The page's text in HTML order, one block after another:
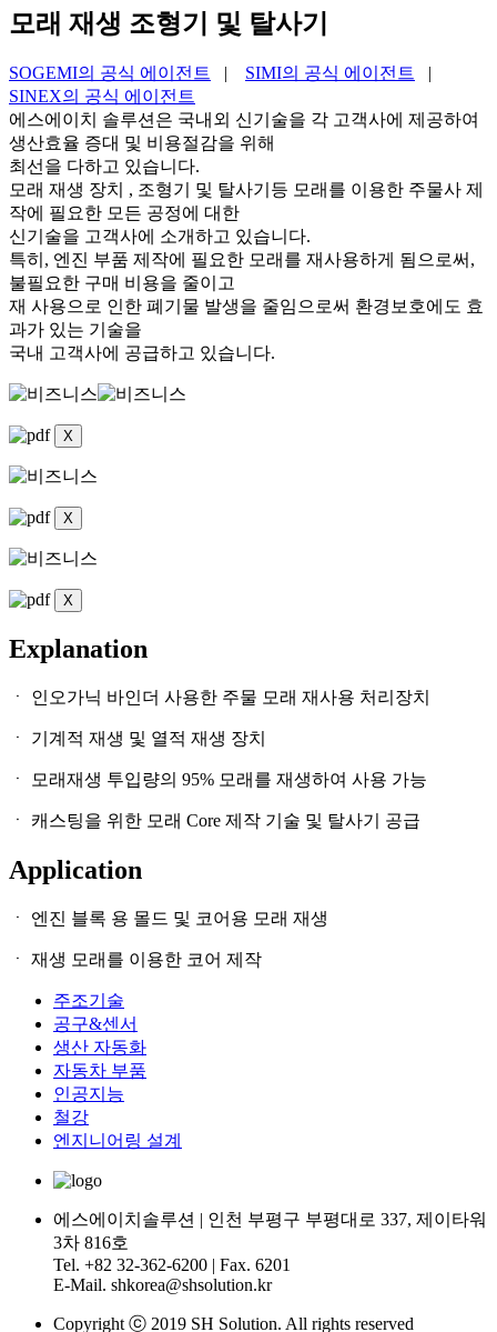
모래 재생 조형기 및 탈사기
SOGEMI의 공식 에이전트 | SIMI의 공식 에이전트 |
SINEX의 공식 에이전트
에스에이치 솔루션은 국내외 신기술을 각 고객사에 제공하여
생산효율 증대 및 비용절감을 위해
최선을 다하고 있습니다.
모래 재생 장치 , 조형기 및 탈사기등 모래를 이용한 주물사 제
작에 필요한 모든 공정에 대한
신기술을 고객사에 소개하고 있습니다.
특히, 엔진 부품 제작에 필요한 모래를 재사용하게 됨으로써,
불필요한 구매 비용을 줄이고
재 사용으로 인한 폐기물 발생을 줄임으로써 환경보호에도 효
과가 있는 기술을
국내 고객사에 공급하고 있습니다.
X
X
X
Explanation
ㆍ 인오가닉 바인더 사용한 주물 모래 재사용 처리장치
ㆍ 기계적 재생 및 열적 재생 장치
ㆍ 모래재생 투입량의 95% 모래를 재생하여 사용 가능
ㆍ 캐스팅을 위한 모래 Core 제작 기술 및 탈사기 공급
Application
ㆍ 엔진 블록 용 몰드 및 코어용 모래 재생
ㆍ 재생 모래를 이용한 코어 제작
주조기술
공구&센서
생산 자동화
자동차 부품
인공지능
철강
엔지니어링 설계
에스에이치솔루션 | 인천 부평구 부평대로 337, 제이타워
3차 816호
Tel. +82 32-362-6200 | Fax. 6201
E-Mail. shkorea@shsolution.kr
Copyright ⓒ 2019 SH Solution. All rights reserved